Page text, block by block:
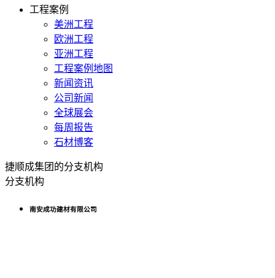
工程案例
美洲工程
欧洲工程
亚洲工程
工程案例地图
新闻资讯
公司新闻
全球展会
每周报告
石材博客
捷顺成集团的分支机构
分支机构
南安成功建材有限公司